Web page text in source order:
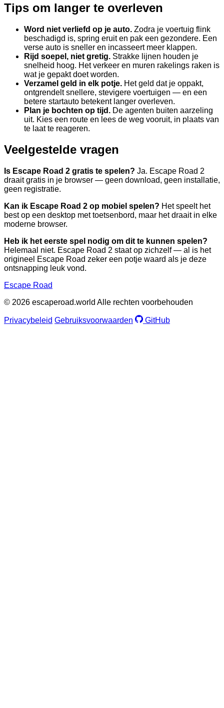
Tips om langer te overleven
Word niet verliefd op je auto. Zodra je voertuig flink
beschadigd is, spring eruit en pak een gezondere. Een
verse auto is sneller en incasseert meer klappen.
Rijd soepel, niet gretig. Strakke lijnen houden je
snelheid hoog. Het verkeer en muren rakelings raken is
wat je gepakt doet worden.
Verzamel geld in elk potje. Het geld dat je oppakt,
ontgrendelt snellere, stevigere voertuigen — en een
betere startauto betekent langer overleven.
Plan je bochten op tijd. De agenten buiten aarzeling
uit. Kies een route en lees de weg vooruit, in plaats van
te laat te reageren.
Veelgestelde vragen
Is Escape Road 2 gratis te spelen? Ja. Escape Road 2
draait gratis in je browser — geen download, geen installatie,
geen registratie.
Kan ik Escape Road 2 op mobiel spelen? Het speelt het
best op een desktop met toetsenbord, maar het draait in elke
moderne browser.
Heb ik het eerste spel nodig om dit te kunnen spelen?
Helemaal niet. Escape Road 2 staat op zichzelf — al is het
origineel Escape Road zeker een potje waard als je deze
ontsnapping leuk vond.
Escape Road
© 2026 escaperoad.world Alle rechten voorbehouden
Privacybeleid Gebruiksvoorwaarden GitHub